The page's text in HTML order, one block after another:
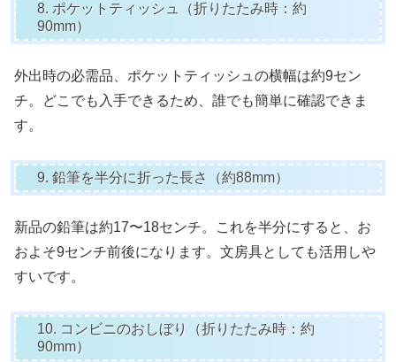
8. ポケットティッシュ（折りたたみ時：約
90mm）
外出時の必需品、ポケットティッシュの横幅は約9セン
チ。どこでも入手できるため、誰でも簡単に確認できま
す。
9. 鉛筆を半分に折った長さ（約88mm）
新品の鉛筆は約17〜18センチ。これを半分にすると、お
およそ9センチ前後になります。文房具としても活用しや
すいです。
10. コンビニのおしぼり（折りたたみ時：約
90mm）